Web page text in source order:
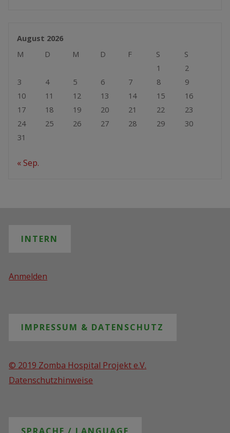
August 2026
M
D M D F S
S
1
2
3
4 5 6 7 8
9
10
11 12 13 14 15
16
17
18 19 20 21 22
23
24
25 26 27 28 29
30
31
« Sep.
INTERN
Anmelden
IMPRESSUM & DATENSCHUTZ
© 2019 Zomba Hospital Projekt e.V.
Datenschutzhinweise